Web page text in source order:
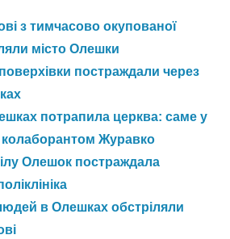
з тимчасово окупованої
місто Олешки
постраждали через
потрапила церква: саме у
колаборантом Журавко
Олешок постраждала
в Олешках обстріляли